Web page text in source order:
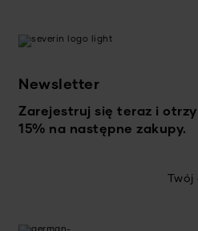
Newsletter
Zarejestruj się teraz i
15% na następne zakupy.